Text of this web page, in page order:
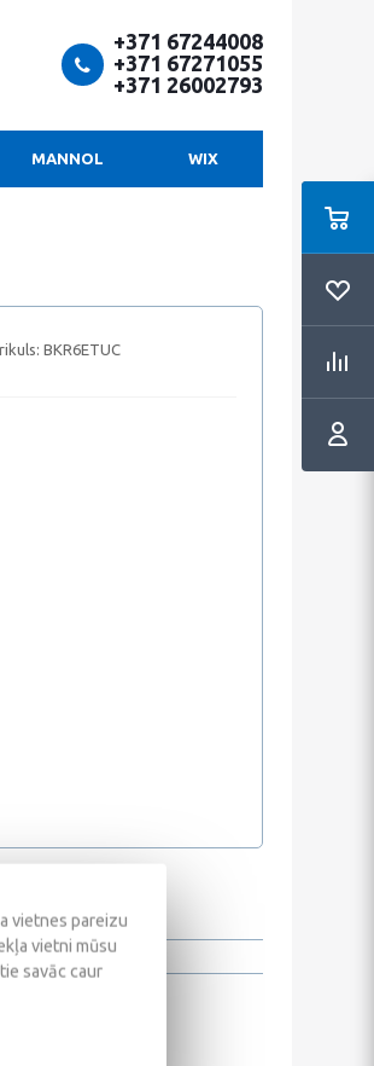
+371 67244008
+371 67271055
+371 26002793
MANNOL WIX
BKR6ETUC
vietnes pareizu
vietni mūsu
savāc caur